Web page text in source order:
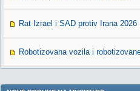
Rat Izrael i SAD protiv Irana 2026
Robotizovana vozila i